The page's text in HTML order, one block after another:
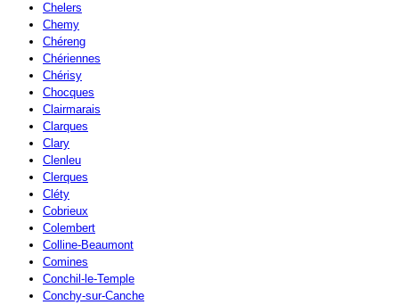
Chelers
Chemy
Chéreng
Chériennes
Chérisy
Chocques
Clairmarais
Clarques
Clary
Clenleu
Clerques
Cléty
Cobrieux
Colembert
Colline-Beaumont
Comines
Conchil-le-Temple
Conchy-sur-Canche